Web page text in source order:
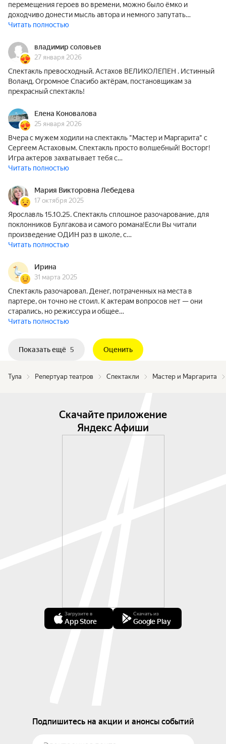
перемещения героев во времени, можно было ёмко и
доходчиво донести мысль автора и немного запутать…
Читать полностью
владимир соловьев
27 января 2026
Спектакль превосходный. Астахов ВЕЛИКОЛЕПЕН . Истинный
Воланд. Огромное Спасибо актёрам, постановщикам за
прекрасный спектакль!
Елена Коновалова
25 января 2026
Вчера с мужем ходили на спектакль "Мастер и Маргарита" с
Сергеем Астаховым. Спектакль просто волшебный! Восторг!
Игра актеров захватывает тебя с…
Читать полностью
Мария Викторовна Лебедева
17 октября 2025
Ярославль 15.10.25. Спектакль сплошное разочарование, для
поклонников Булгакова и самого романа!Если Вы читали
произведение ОДИН раз в школе, с…
Читать полностью
Ирина
31 марта 2025
Спектакль разочаровал. Денег, потраченных на места в
партере, он точно не стоил. К актерам вопросов нет — они
старались, но режиссура и общее…
Читать полностью
Показать ещё 5 Оценить
Тула Репертуар театров Спектакли Мастер и Маргарита
Скачайте приложение
Яндекс Афиши
Загрузите в
App Store
Скачать из
Google Play
Подпишитесь на акции и анонсы событий